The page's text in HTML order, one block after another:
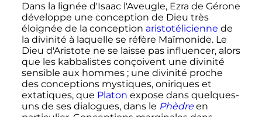
Dans la lignée d'Isaac l'Aveugle, Ezra de Gérone
développe une conception de Dieu très
éloignée de la conception aristotélicienne de
la divinité à laquelle se réfère Maïmonide. Le
Dieu d'Aristote ne se laisse pas influencer, alors
que les kabbalistes conçoivent une divinité
sensible aux hommes ; une divinité proche
des conceptions mystiques, oniriques et
extatiques, que Platon expose dans quelques-
uns de ses dialogues, dans le Phèdreen